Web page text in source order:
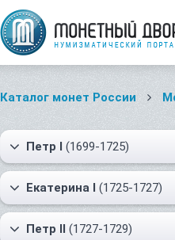
Каталог монет России
Петр I (1699-1725)
Екатерина I (1725-1727)
Петр II (1727-1729)